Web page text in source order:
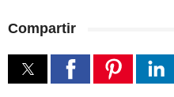
Compartir